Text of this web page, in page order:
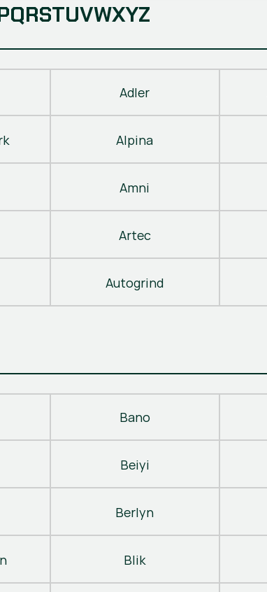
QRSTUVWXYZ
Adler
Alpina
Amni
Artec
Autogrind
Bano
Beiyi
Berlyn
Blik